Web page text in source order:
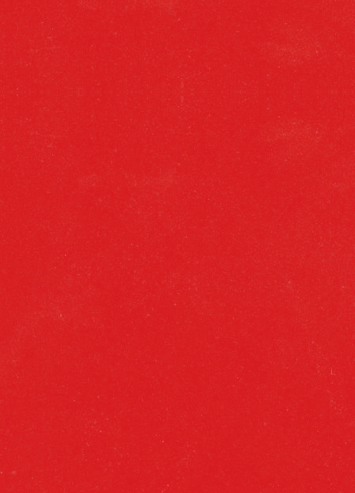
Sabor suave, toque aromático y amargor
moderado desde 1904. Casi ná.
Y es que la fórmula de nuestra mítica
Cruzcampo Pilsen la dotan de un sabor y un
carácter único.
VER CATÁLOGO
GITANA
CON MUCHO ACENTO